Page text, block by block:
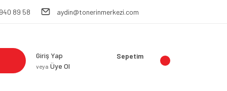
89 58 aydin@tonerinmerkezi.com
Giriş Yap
veya Üye Ol
Sepetim